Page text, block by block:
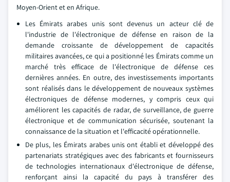
Moyen-Orient et en Afrique.
Les Émirats arabes unis sont devenus un acteur clé de
l'industrie de l'électronique de défense en raison de la
demande croissante de développement de capacités
militaires avancées, ce qui a positionné les Émirats comme un
marché très efficace de l'électronique de défense ces
dernières années. En outre, des investissements importants
sont réalisés dans le développement de nouveaux systèmes
électroniques de défense modernes, y compris ceux qui
améliorent les capacités de radar, de surveillance, de guerre
électronique et de communication sécurisée, soutenant la
connaissance de la situation et l'efficacité opérationnelle.
De plus, les Émirats arabes unis ont établi et développé des
partenariats stratégiques avec des fabricants et fournisseurs
de technologies internationaux d'électronique de défense,
renforçant ainsi la capacité du pays à transférer des